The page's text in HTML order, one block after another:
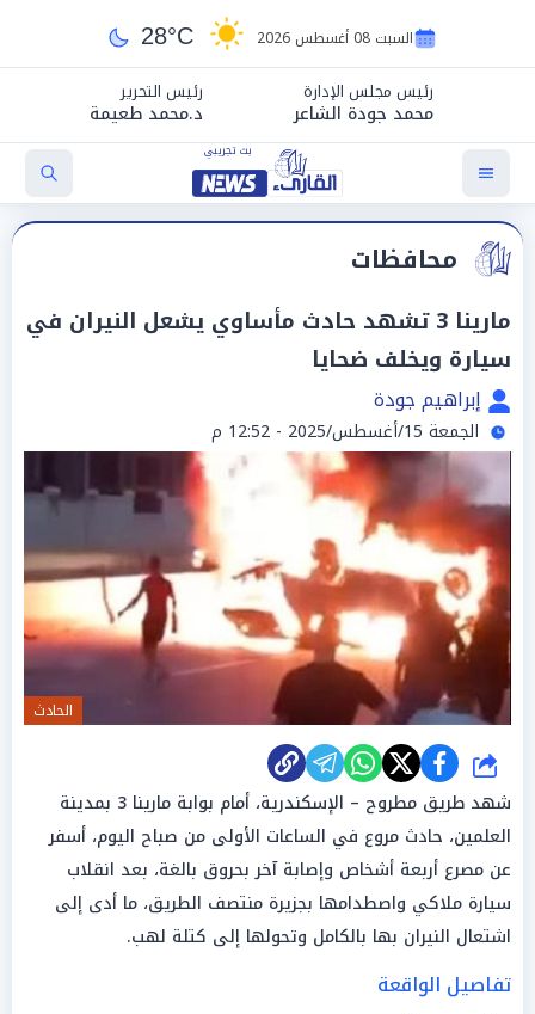
السبت 08 أغسطس 2026 28°C
رئيس مجلس الإدارة
محمد جودة الشاعر
رئيس التحرير
د.محمد طعيمة
محافظات
مارينا 3 تشهد حادث مأساوي يشعل النيران في
سيارة ويخلف ضحايا
إبراهيم جودة
الجمعة 15/أغسطس/2025 - 12:52 م
الحادث
شارك
شهد طريق مطروح – الإسكندرية، أمام بوابة مارينا 3 بمدينة
العلمين، حادث مروع في الساعات الأولى من صباح اليوم، أسفر
عن مصرع أربعة أشخاص وإصابة آخر بحروق بالغة، بعد انقلاب
سيارة ملاكي واصطدامها بجزيرة منتصف الطريق، ما أدى إلى
اشتعال النيران بها بالكامل وتحولها إلى كتلة لهب.
تفاصيل الواقعة